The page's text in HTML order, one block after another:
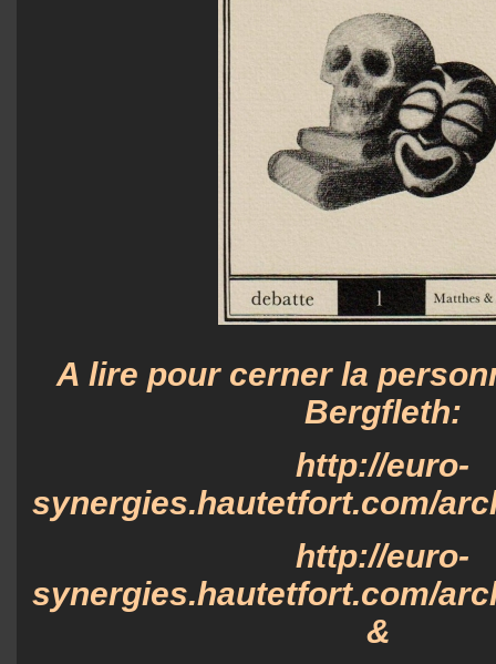
A lire pour cerner la
Bergfleth:
http://euro-
synergies.hautetfort.com/
http://euro-
synergies.hautetfort.com/
&